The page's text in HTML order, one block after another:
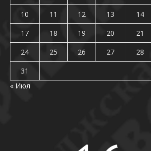
10
11 12 13 14
17
18 19 20 21
24
25 26 27 28
31
« Июл